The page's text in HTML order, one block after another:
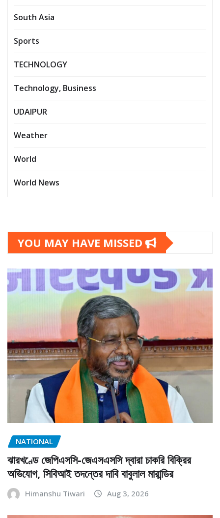
South Asia
Sports
TECHNOLOGY
Technology, Business
UDAIPUR
Weather
World
World News
YOU MAY HAVE MISSED
NATIONAL
ঝারখণ্ডে জেপিএসসি-জেএসএসসি দ্বারা চাকরি বিক্রির
অভিযোগ, সিবিআই তদন্তের দাবি বাবুলাল মারান্ডির
Himanshu Tiwari Aug 3, 2026